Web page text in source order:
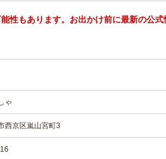
性もあります。お出かけ前に最新の公式
ゃ
西京区嵐山宮町3